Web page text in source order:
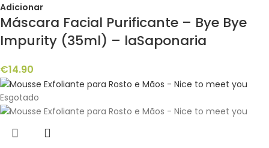
Adicionar
Máscara Facial Purificante – Bye Bye
Impurity (35ml) – laSaponaria
€14.90
Esgotado